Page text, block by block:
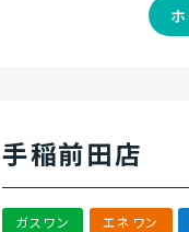
手稲前田店
ガスワン エネワン